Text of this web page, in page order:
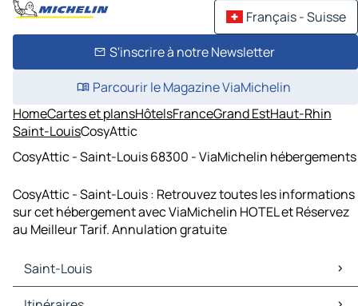
Français - Suisse
S'inscrire à notre Newsletter
Parcourir le Magazine ViaMichelin
HomeCartes et plansHôtelsFranceGrand EstHaut-Rhin
Saint-LouisCosyAttic
CosyAttic - Saint-Louis 68300 - ViaMichelin hébergements
CosyAttic - Saint-Louis : Retrouvez toutes les informations
sur cet hébergement avec ViaMichelin HOTEL et Réservez
au Meilleur Tarif. Annulation gratuite
Saint-Louis
Saint-Louis Cartes et plans